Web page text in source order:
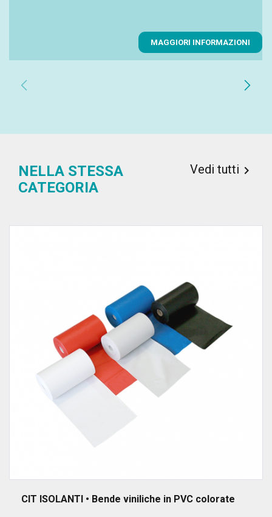
MAGGIORI INFORMAZIONI
chevron_left chevron_right
NELLA STESSA
CATEGORIA
Vedi tutti 
CIT ISOLANTI • Bende viniliche in PVC colorate